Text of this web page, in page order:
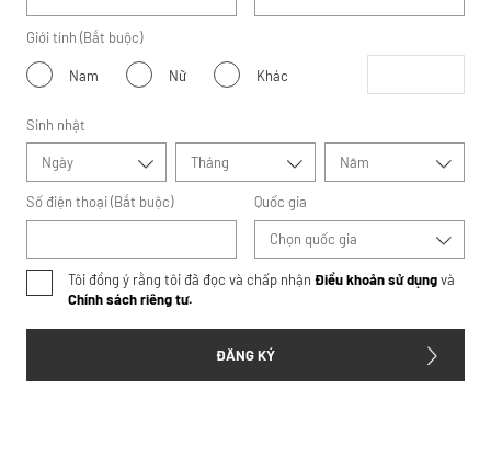
Giới tính (Bắt buộc)
Nam Nữ Khác
Sinh nhật
Ngày Tháng Năm
Số điện thoại (Bắt buộc) Quốc gia
Chọn quốc gia
Tôi đồng ý rằng tôi đã đọc và chấp nhận Điều khoản sử dụngvà
Chính sách riêng tư.
ĐĂNG KÝ